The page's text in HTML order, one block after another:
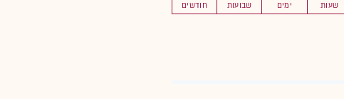
חודשים שבועות ימים שעות